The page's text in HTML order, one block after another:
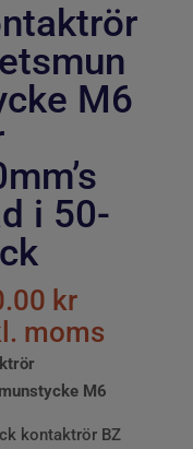
M6
i 50-
kr
moms
M6
kontaktrör BZ